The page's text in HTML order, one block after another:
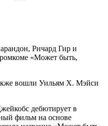
вошли Уильям Х. Мэйси
дебютирует в
фильм на основе